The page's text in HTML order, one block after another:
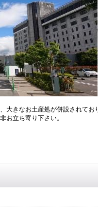
大きなお土産処が併設されてお
お立ち寄り下さい。